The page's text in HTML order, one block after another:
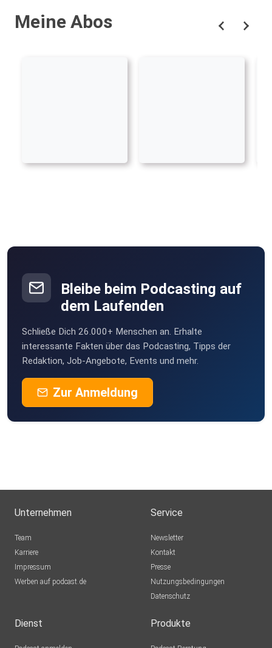
Meine Abos
Bleibe beim Podcasting auf
dem Laufenden
Schließe Dich 26.000+ Menschen an. Erhalte
interessante Fakten über das Podcasting, Tipps der
Redaktion, Job-Angebote, Events und mehr.
Zur Anmeldung
Unternehmen
Team
Karriere
Impressum
Werben auf podcast.de
Service
Newsletter
Kontakt
Presse
Nutzungsbedingungen
Datenschutz
Dienst Produkte